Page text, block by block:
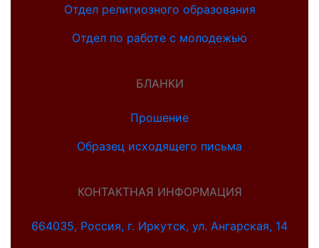
Отдел религиозного образования
Отдел по работе с молодежью
БЛАНКИ
Прошение
Образец исходящего письма
КОНТАКТНАЯ ИНФОРМАЦИЯ
664035, Россия, г. Иркутск, ул. Ангарская, 14